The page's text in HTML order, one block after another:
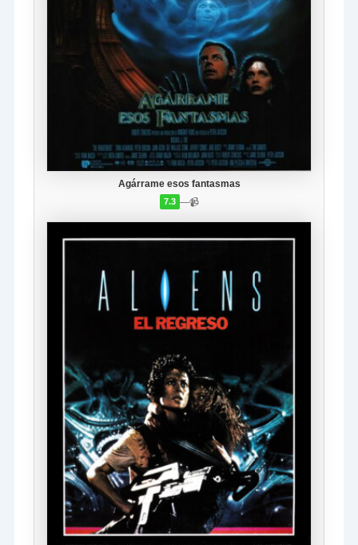
Agárrame esos fantasmas
7.3 —📹